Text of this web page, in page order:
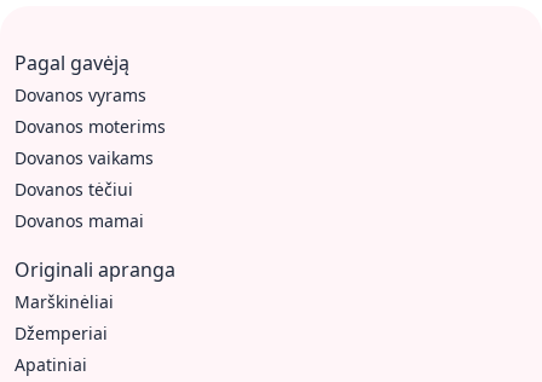
Pagal gavėją
Dovanos vyrams
Dovanos moterims
Dovanos vaikams
Dovanos tėčiui
Dovanos mamai
Originali apranga
Marškinėliai
Džemperiai
Apatiniai